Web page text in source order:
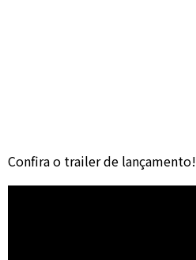
Confira o trailer de lançamento!